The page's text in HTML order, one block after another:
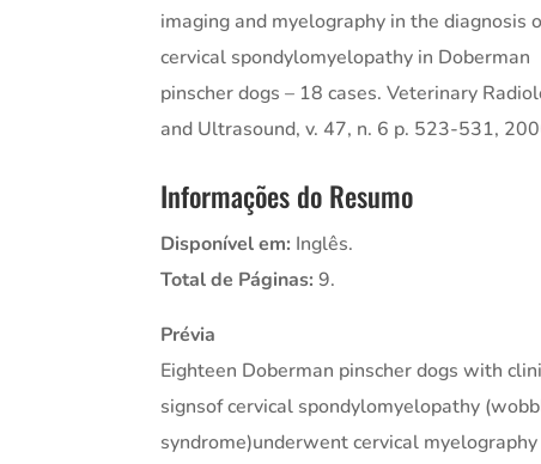
imaging and myelography in the diagnosis
cervical spondylomyelopathy in Doberman
pinscher dogs – 18 cases. Veterinary
and Ultrasound, v. 47, n. 6 p. 523-531,
Informações do Resumo
Disponível em: Inglês.
Total de Páginas: 9.
Prévia
Eighteen Doberman pinscher dogs with
signsof cervical spondylomyelopathy
syndrome)underwent cervical